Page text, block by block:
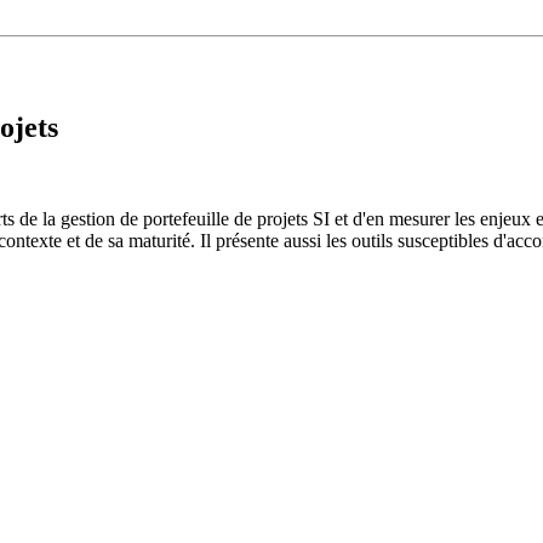
de la gestion de portefeuille de projets SI et d'en mesurer les enjeux
et de sa maturité. Il présente aussi les outils susceptibles